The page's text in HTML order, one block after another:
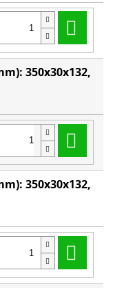
350x30x132,
350x30x132,